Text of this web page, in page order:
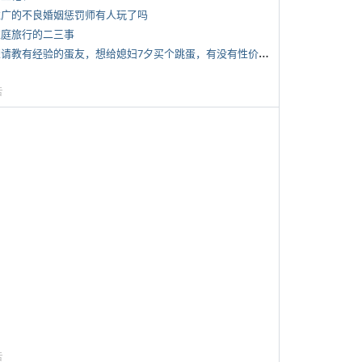
的不良婚姻惩罚师有人玩了吗
旅行的二三事
*
想请教有经验的蛋友，想给媳妇7夕买个跳蛋，有没有性价比高的推荐